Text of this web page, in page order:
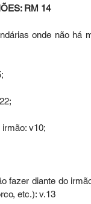
RM 14
onde não há
v10;
fazer diante do
etc.): v.13